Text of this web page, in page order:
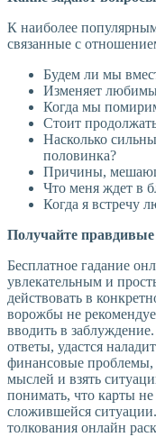
К наиболее
связанные с
Будем ли мы
Изменяет
Когда мы
Стоит
Насколько
половинка?
Причины,
Что меня ждет в
Когда я встречу
Получайте
Бесплатное гадание
увлекательным и
действовать в
ворожбы не
вводить в
ответы, удастся
финансовые проблемы,
мыслей и взять
понимать, что карты
сложившейся
толкования онлайн